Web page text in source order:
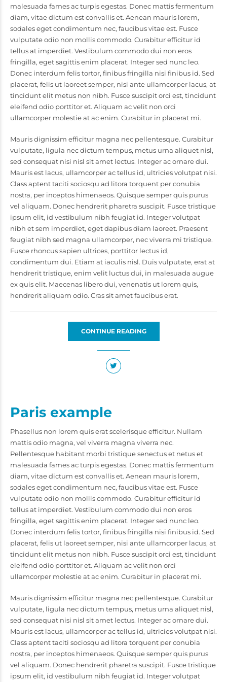
malesuada fames ac turpis egestas. Donec mattis fermentum
diam, vitae dictum est convallis et. Aenean mauris lorem,
sodales eget condimentum nec, faucibus vitae est. Fusce
vulputate odio non mollis commodo. Curabitur efficitur id
tellus at imperdiet. Vestibulum commodo dui non eros
fringilla, eget sagittis enim placerat. Integer sed nunc leo.
Donec interdum felis tortor, finibus fringilla nisi finibus id. Sed
placerat, felis ut laoreet semper, nisi ante ullamcorper lacus, at
tincidunt elit metus non nibh. Fusce suscipit orci est, tincidunt
eleifend odio porttitor et. Aliquam ac velit non orci
ullamcorper molestie at ac enim. Curabitur in placerat mi.
Mauris dignissim efficitur magna nec pellentesque. Curabitur
vulputate, ligula nec dictum tempus, metus urna aliquet nisl,
sed consequat nisi nisl sit amet lectus. Integer ac ornare dui.
Mauris est lacus, ullamcorper ac tellus id, ultricies volutpat nisi.
Class aptent taciti sociosqu ad litora torquent per conubia
nostra, per inceptos himenaeos. Quisque semper quis purus
vel aliquam. Donec hendrerit pharetra suscipit. Fusce tristique
ipsum elit, id vestibulum nibh feugiat id. Integer volutpat
nibh et sem imperdiet, eget dapibus diam laoreet. Praesent
feugiat nibh sed magna ullamcorper, nec viverra mi tristique.
Fusce rhoncus sapien ultrices, porttitor lectus id,
condimentum dui. Etiam at iaculis nisl. Duis vulputate, erat at
hendrerit tristique, enim velit luctus dui, in malesuada augue
ex quis elit. Maecenas libero dui, venenatis ut lorem quis,
hendrerit aliquam odio. Cras sit amet faucibus erat.
CONTINUE READING
Paris example
Phasellus non lorem quis erat scelerisque efficitur. Nullam
mattis odio magna, vel viverra magna viverra nec.
Pellentesque habitant morbi tristique senectus et netus et
malesuada fames ac turpis egestas. Donec mattis fermentum
diam, vitae dictum est convallis et. Aenean mauris lorem,
sodales eget condimentum nec, faucibus vitae est. Fusce
vulputate odio non mollis commodo. Curabitur efficitur id
tellus at imperdiet. Vestibulum commodo dui non eros
fringilla, eget sagittis enim placerat. Integer sed nunc leo.
Donec interdum felis tortor, finibus fringilla nisi finibus id. Sed
placerat, felis ut laoreet semper, nisi ante ullamcorper lacus, at
tincidunt elit metus non nibh. Fusce suscipit orci est, tincidunt
eleifend odio porttitor et. Aliquam ac velit non orci
ullamcorper molestie at ac enim. Curabitur in placerat mi.
Mauris dignissim efficitur magna nec pellentesque. Curabitur
vulputate, ligula nec dictum tempus, metus urna aliquet nisl,
sed consequat nisi nisl sit amet lectus. Integer ac ornare dui.
Mauris est lacus, ullamcorper ac tellus id, ultricies volutpat nisi.
Class aptent taciti sociosqu ad litora torquent per conubia
nostra, per inceptos himenaeos. Quisque semper quis purus
vel aliquam. Donec hendrerit pharetra suscipit. Fusce tristique
ipsum elit, id vestibulum nibh feugiat id. Integer volutpat